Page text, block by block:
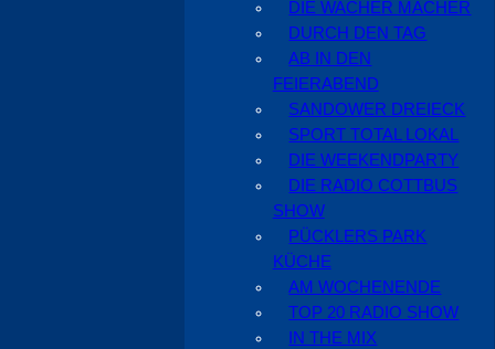
DIE WACHER MACHER
DURCH DEN TAG
AB IN DEN
FEIERABEND
SANDOWER DREIECK
SPORT TOTAL LOKAL
DIE WEEKENDPARTY
DIE RADIO COTTBUS
SHOW
PÜCKLERS PARK
KÜCHE
AM WOCHENENDE
TOP 20 RADIO SHOW
IN THE MIX